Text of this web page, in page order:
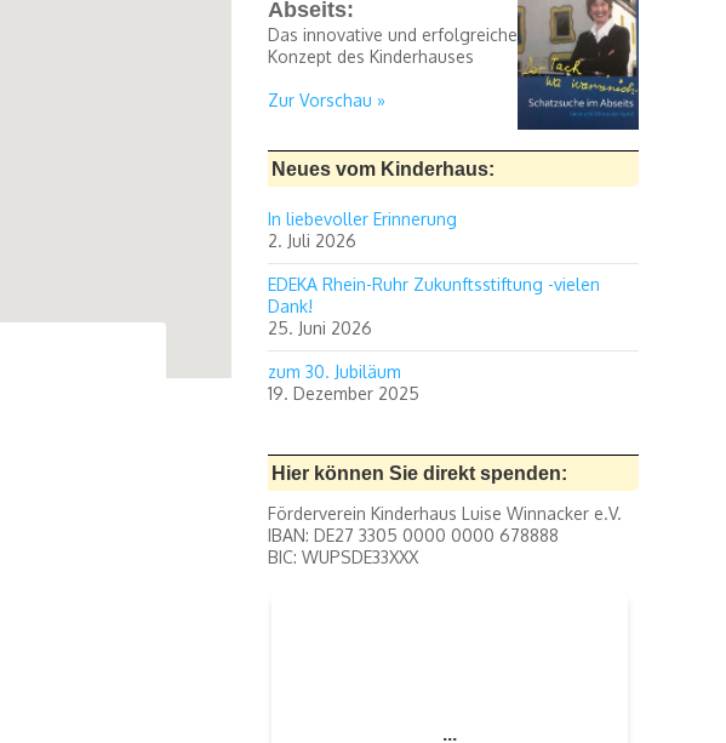
Abseits:
Das innovative und erfolgreiche
Konzept des Kinderhauses
Zur Vorschau »
Neues vom Kinderhaus:
In liebevoller Erinnerung
2. Juli 2026
EDEKA Rhein-Ruhr Zukunftsstiftung -vielen
Dank!
25. Juni 2026
zum 30. Jubiläum
19. Dezember 2025
Hier können Sie direkt spenden:
Förderverein Kinderhaus Luise Winnacker e.V.
IBAN: DE27 3305 0000 0000 678888
BIC: WUPSDE33XXX